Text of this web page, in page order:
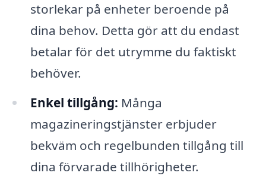
storlekar på enheter beroende på
dina behov. Detta gör att du endast
betalar för det utrymme du faktiskt
behöver.
Enkel tillgång: Många
magazineringstjänster erbjuder
bekväm och regelbunden tillgång till
dina förvarade tillhörigheter.